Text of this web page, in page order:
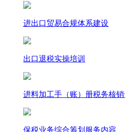
进出口贸易合规体系建设
出口退税实操培训
进料加工手（账）册税务核
保税业务综合筹划服务内容